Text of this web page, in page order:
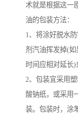
术就是根据这一
油的包装方法：
1、将涂好脱水
剂汽油挥发掉(
时间应相对延长)
2、包装宜采用
酸钠纸，或采用
装。包装时，涂